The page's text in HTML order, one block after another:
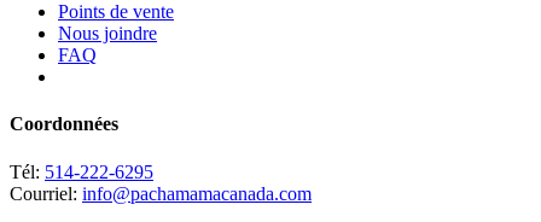
Points de vente
Nous joindre
FAQ
Coordonnées
Tél: 514-222-6295
Courriel: info@pachamamacanada.com